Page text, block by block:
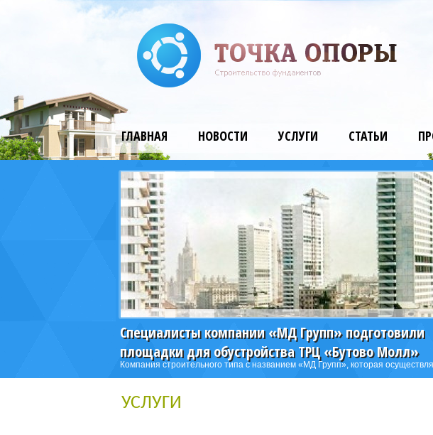
ГЛАВНАЯ НОВОСТИ УСЛУГИ СТАТЬИ
Специалисты компании «МД Групп» подготовили
площадки для обустройства ТРЦ «Бутово Молл»
Компания строительного типа с названием «МД Групп», которая
УСЛУГИ